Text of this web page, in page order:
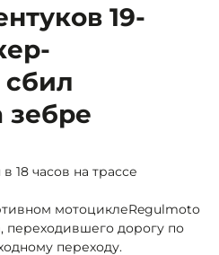
19-
зебре
18 часов на трассе
мотоциклеRegulmoto
переходившего дорогу по
переходу.